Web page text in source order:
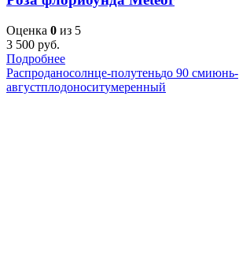
Оценка 0 из 5
3 500 руб.
Подробнее
Распроданосолнце-полутеньдо 90 смиюнь-
августплодоноситумеренный